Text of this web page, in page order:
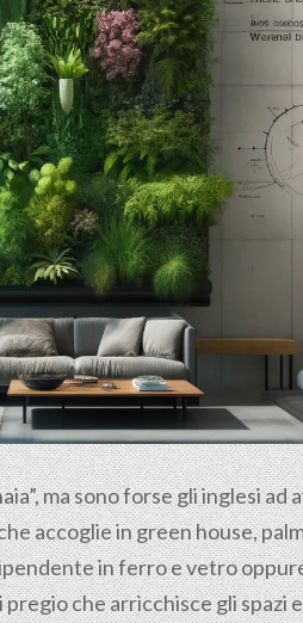
ma sono forse gli inglesi
accoglie in green house,
in ferro e vetro
che arricchisce gli